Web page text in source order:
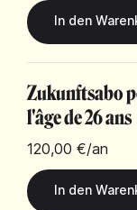
Zukunftsabo
l'âge de 26 ans
120,00 €/an